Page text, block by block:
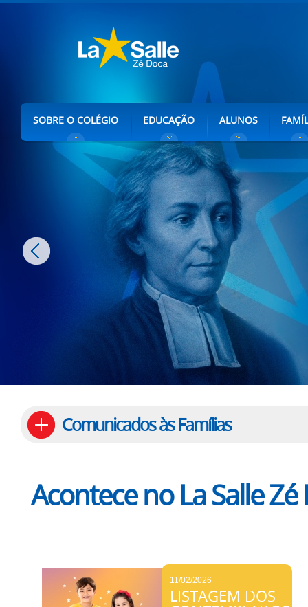
SOBRE O COLÉGIO EDUCAÇÃO ALUNOS
Comunicados às Famílias
Acontece no La Salle Zé
11/02/2026
LISTAGEM DOS